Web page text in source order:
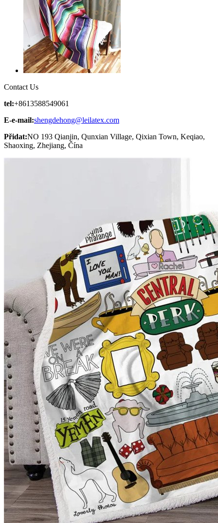
Contact Us
tel:+8613588549061
E-e-mail:shengdehong@leilatex.com
Přidat:NO 193 Qianjin, Qunxian Village, Qixian Town, Keqiao,
Shaoxing, Zhejiang, Čína